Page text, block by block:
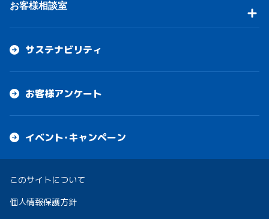
お客様相談室
サステナビリティ
お客様アンケート
イベント・キャンペーン
このサイトについて
個人情報保護方針